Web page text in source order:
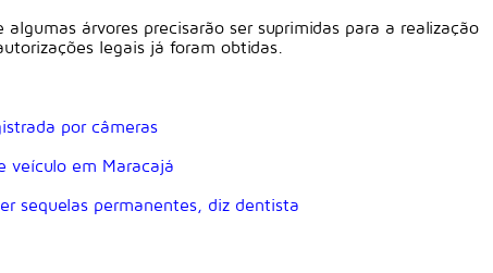
árvores precisarão ser suprimidas para a realização
legais já foram obtidas.
por câmeras
veículo em Maracajá
sequelas permanentes, diz dentista